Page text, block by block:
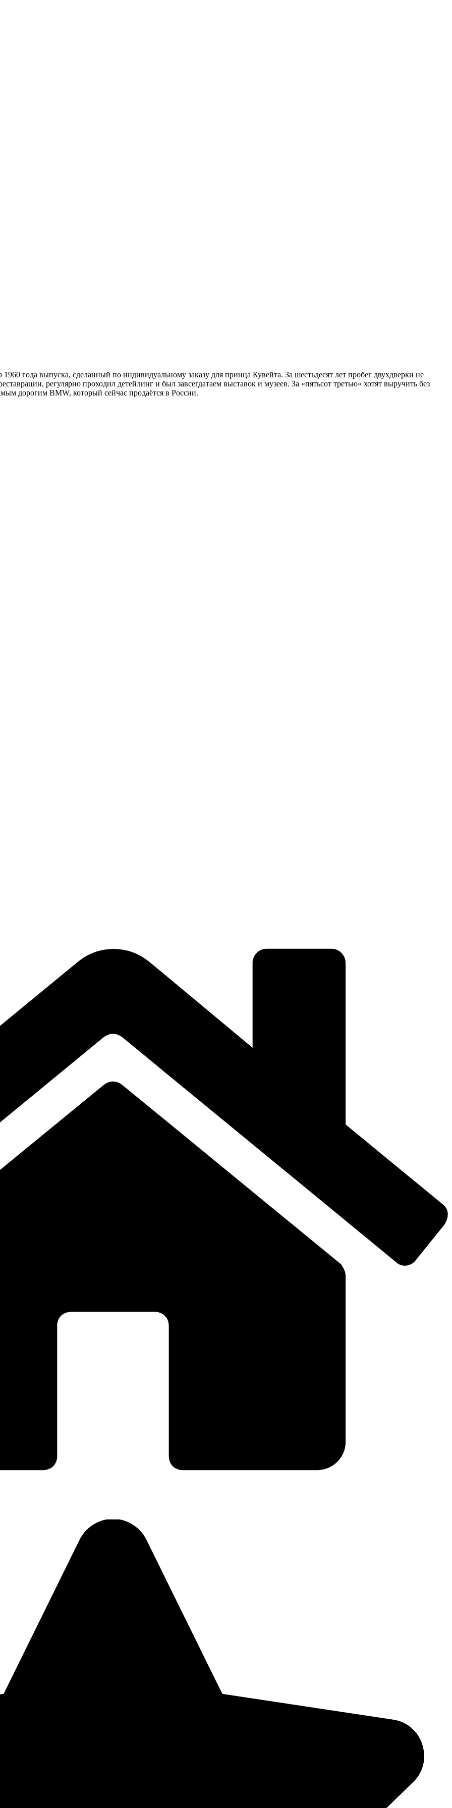
года выпуска, сделанный по индивидуальному заказу для принца Кувейта. За шестьдесят лет пробег двухдверки не
регулярно проходил детейлинг и был завсегдатаем выставок и музеев. За «пятьсот третью» хотят выручить без
дорогим BMW, который сейчас продаётся в России.